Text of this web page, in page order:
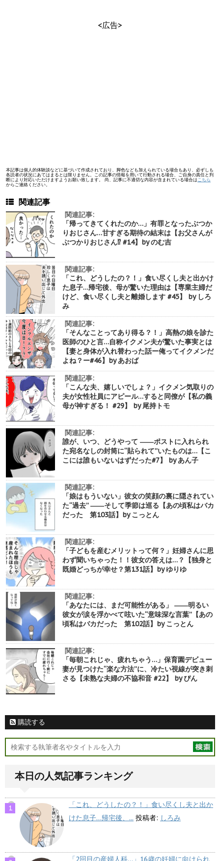
<広告>
本記事は個人的体験談などに基づいて作成されており、脚色なども加えられている場合もあり、必ずしも
各読者の状況にあてはまるとは限りません。この記事の情報を用いて行動される場合、ご自身の責任と判
断により対応いただけますようお願い致します。 尚、記事に不適切な内容が含まれている場合は こちら
からご連絡ください。
関連記事
関連記事:
「帰ってきてくれたのか…」有罪となったぶつか
りおじさん…甘すぎる期待の結末は【お父さんが
ぶつかりおじさん⁉︎ #14】by のむ吉
関連記事:
「これ、どうしたの？！」食い尽くし夫と出かけ
た息子…帰宅後、母が驚いた理由は【専業主婦だ
けど、食い尽くし夫と離婚します #45】 by しろ
み
関連記事:
「そんなことってあり得る？！」高熱の娘を診た
医師のひと言…自称イクメン夫が驚いた事実とは
【妻と身体が入れ替わった話ー俺ってイクメンだ
よね？ー#46】by あおば
関連記事:
「こんな夫、嬉しいでしょ？」イクメン気取りの
夫が女性社員にアピール…すると同僚が【私の義
母が神すぎる！ #29】 by 尾持トモ
関連記事:
誰が、いつ、どうやって ――ポストに入れられ
た宛名なしの封筒に“貼られて”いたものは…【こ
こには誰もいないはずだった#7】 by あん子
関連記事:
「娘はもういない」彼女の笑顔の裏に隠されてい
た“過去” ――そして季節は巡る【あの頃私はバカ
だった 第103話】by こっとん
関連記事:
「子どもを産むメリットって何？」妊婦さんに思
わず聞いちゃった！！彼女の答えは…？【独身と
既婚どっちが幸せ？第131話】by ゆりゆ
関連記事:
「あなたには、まだ可能性がある」 ――明るい
彼女が涙を浮かべて呟いた“意味深な言葉”【あの
頃私はバカだった 第102話】by こっとん
関連記事:
「毎朝これじゃ、疲れちゃう…」保育園デビュー
妻が見つけた“楽な方法”に、冷たい視線が突き刺
さる【未熟な夫婦の不協和音 #22】 by ぴん
購読する
本日の人気記事ランキング
「これ、どうしたの？！」食い尽くし夫と出か
けた息子…帰宅後、... 投稿者: しろみ
「2回目の産婦人科…」16歳の妊婦に向けられ